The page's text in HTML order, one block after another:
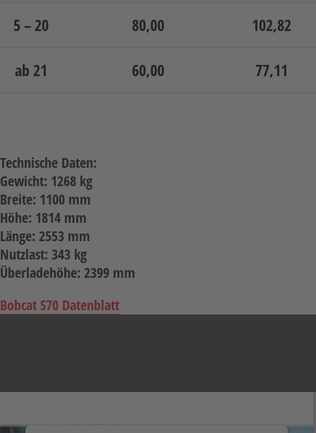
Verkauf
Neumaschinen
5 – 20 80,00 102,82
ab 21 60,00 77,11
Technische Daten:
Gewicht: 1268 kg
Breite: 1100 mm
Höhe: 1814 mm
Länge: 2553 mm
Nutzlast: 343 kg
Überladehöhe: 2399 mm
Bobcat S70 Datenblatt